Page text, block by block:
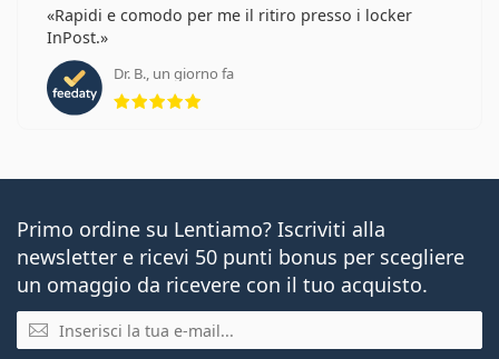
Rapidi e comodo per me il ritiro presso i locker
InPost.
Dr. B., un giorno fa
Primo ordine su Lentiamo? Iscriviti alla
newsletter e ricevi 50 punti bonus per scegliere
un omaggio da ricevere con il tuo acquisto.
E-mail